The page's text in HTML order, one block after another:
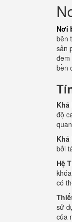
Nơi
bên
sản
đem
bền
Khả
độ
Khả
bởi
Hệ
có
sử
của